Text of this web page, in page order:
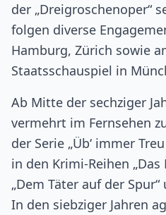
der „Dreigroschenoper“
folgen diverse
Hamburg, Zürich sowie
Staatsschauspiel in
Ab Mitte der sechziger
vermehrt im Fernsehen
der Serie „Üb‘ immer
in den Krimi-Reihen
„Dem Täter auf der
In den siebziger Jahren